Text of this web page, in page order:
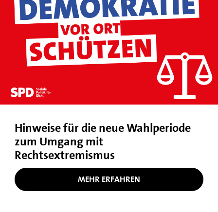
Hinweise für die neue Wahlperiode
zum Umgang mit
Rechtsextremismus
MEHR ERFAHREN